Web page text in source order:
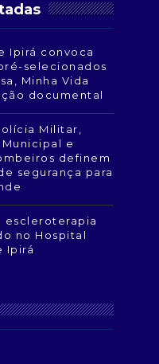
Ipirá convoca
selecionados
Minha Vida
documental
Militar,
e
definem
segurança para
escleroterapia
no Hospital
Ipirá